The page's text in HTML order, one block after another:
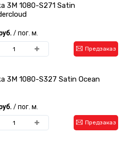
3M 1080-S271 Satin
/ пог. м.
Предзаказ
3M 1080-S327 Satin Ocean
/ пог. м.
Предзаказ